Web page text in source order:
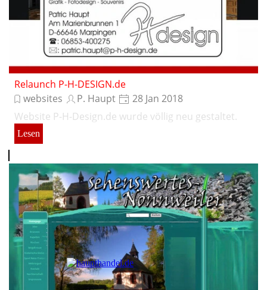
Relaunch P-H-DESIGN.de
websites
P. Haupt
28 Jan 2018
Website P-H-Design.de wurde völlig neu gestaltet.
Lesen